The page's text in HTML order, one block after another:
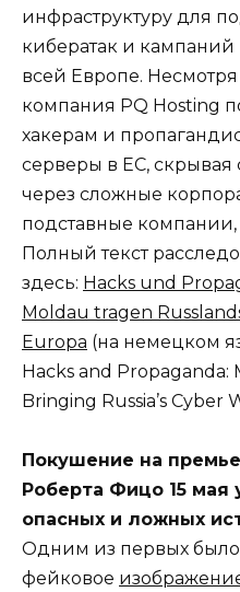
инфраструктуру для
кибератак и
всей Европе.
компания PQ Hosting
хакерам и
серверы в ЕС, скрывая
через сложные
подставные компании,
Полный текст
здесь: Hacks und
Moldau tragen
Europa (на немецком
Hacks and
Bringing Russia’s Cyber
Покушение на
Роберта Фицо 15
опасных и ложных
Одним из первых было
фейковое